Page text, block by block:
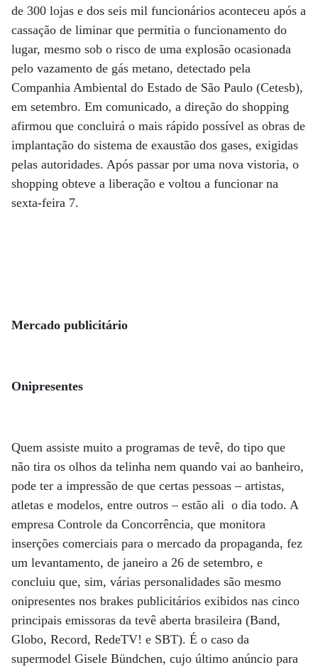
de 300 lojas e dos seis mil funcionários aconteceu após a
cassação de liminar que permitia o funcionamento do
lugar, mesmo sob o risco de uma explosão ocasionada
pelo vazamento de gás metano, detectado pela
Companhia Ambiental do Estado de São Paulo (Cetesb),
em setembro. Em comunicado, a direção do shopping
afirmou que concluirá o mais rápido possível as obras de
implantação do sistema de exaustão dos gases, exigidas
pelas autoridades. Após passar por uma nova vistoria, o
shopping obteve a liberação e voltou a funcionar na
sexta-feira 7.
Mercado publicitário
Onipresentes
Quem assiste muito a programas de tevê, do tipo que
não tira os olhos da telinha nem quando vai ao banheiro,
pode ter a impressão de que certas pessoas – artistas,
atletas e modelos, entre outros – estão ali o dia todo. A
empresa Controle da Concorrência, que monitora
inserções comerciais para o mercado da propaganda, fez
um levantamento, de janeiro a 26 de setembro, e
concluiu que, sim, várias personalidades são mesmo
onipresentes nos brakes publicitários exibidos nas cinco
principais emissoras da tevê aberta brasileira (Band,
Globo, Record, RedeTV! e SBT). É o caso da
supermodel Gisele Bündchen, cujo último anúncio para